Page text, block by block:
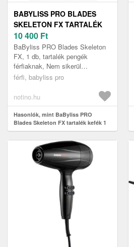
BABYLISS PRO BLADES
SKELETON FX TARTALÉK
KEFÉK 1 DB
10 400 Ft
BaByliss PRO Blades Skeleton
FX, 1 db, tartalék pengék
férfiaknak, Nem sikerül
ugyanolyan precíz eredményt
korábban? I...
férfi, babyliss pro
notino.hu
Hasonlók, mint BaByliss PRO
Blades Skeleton FX tartalék kefék 1
db